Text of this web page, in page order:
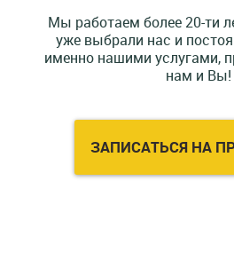
Мы работаем более 20-ти
уже выбрали нас и
именно нашими услугами,
нам и Вы!
ЗАПИСАТЬСЯ НА